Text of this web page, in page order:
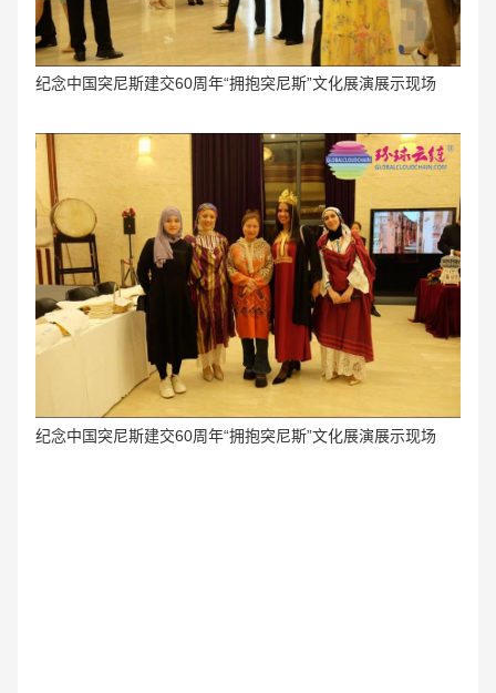
纪念中国突尼斯建交60周年“拥抱突尼斯”文化展演展示现场
纪念中国突尼斯建交60周年“拥抱突尼斯”文化展演展示现场